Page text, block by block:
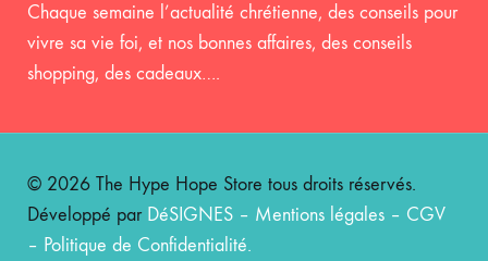
Chaque semaine l’actualité chrétienne, des conseils pour
vivre sa vie foi, et nos bonnes affaires, des conseils
shopping, des cadeaux….
© 2026 The Hype Hope Store tous droits réservés.
Développé par DéSIGNES – Mentions légales – CGV
– Politique de Confidentialité.